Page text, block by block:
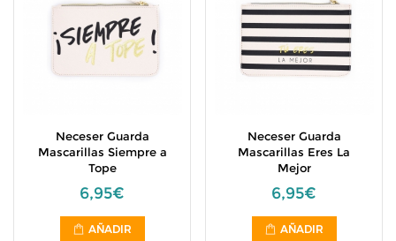
Neceser Guarda
Mascarillas Siempre a
Tope
6,95€
AÑADIR
Neceser Guarda
Mascarillas Eres La
Mejor
6,95€
AÑADIR